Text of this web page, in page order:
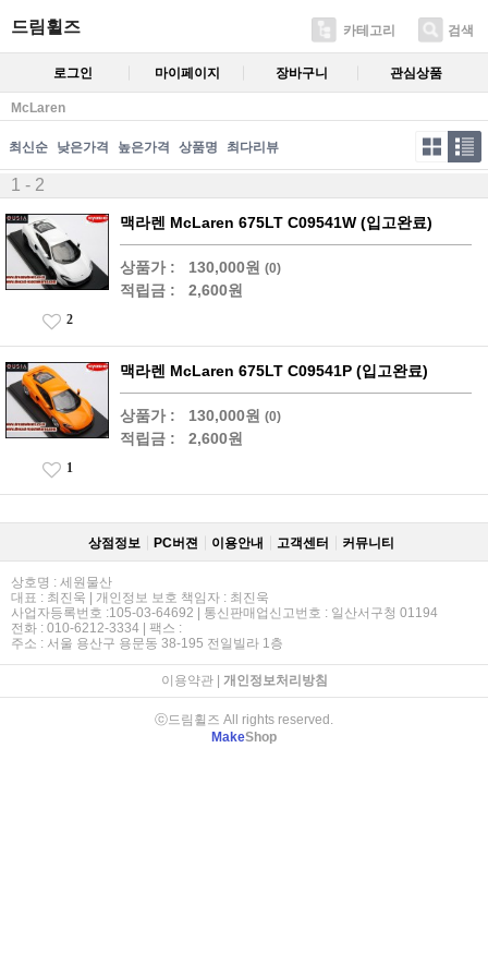
드림휠즈 카테고리 검색
로그인 마이페이지 장바구니 관심상품
McLaren
최신순 낮은가격 높은가격 상품명 최다리뷰
1 - 2
맥라렌 McLaren 675LT C09541W (입고완료)
상품가 : 130,000원 (0)
적립금 : 2,600원
2
맥라렌 McLaren 675LT C09541P (입고완료)
상품가 : 130,000원 (0)
적립금 : 2,600원
1
상점정보 PC버젼 이용안내 고객센터 커뮤니티
상호명 : 세원물산
대표 : 최진욱 | 개인정보 보호 책임자 : 최진욱
사업자등록번호 :105-03-64692 | 통신판매업신고번호 : 일산서구청 01194
전화 : 010-6212-3334 | 팩스 :
주소 : 서울 용산구 용문동 38-195 전일빌라 1층
이용약관| 개인정보처리방침
ⓒ드림휠즈 All rights reserved.
MakeShop